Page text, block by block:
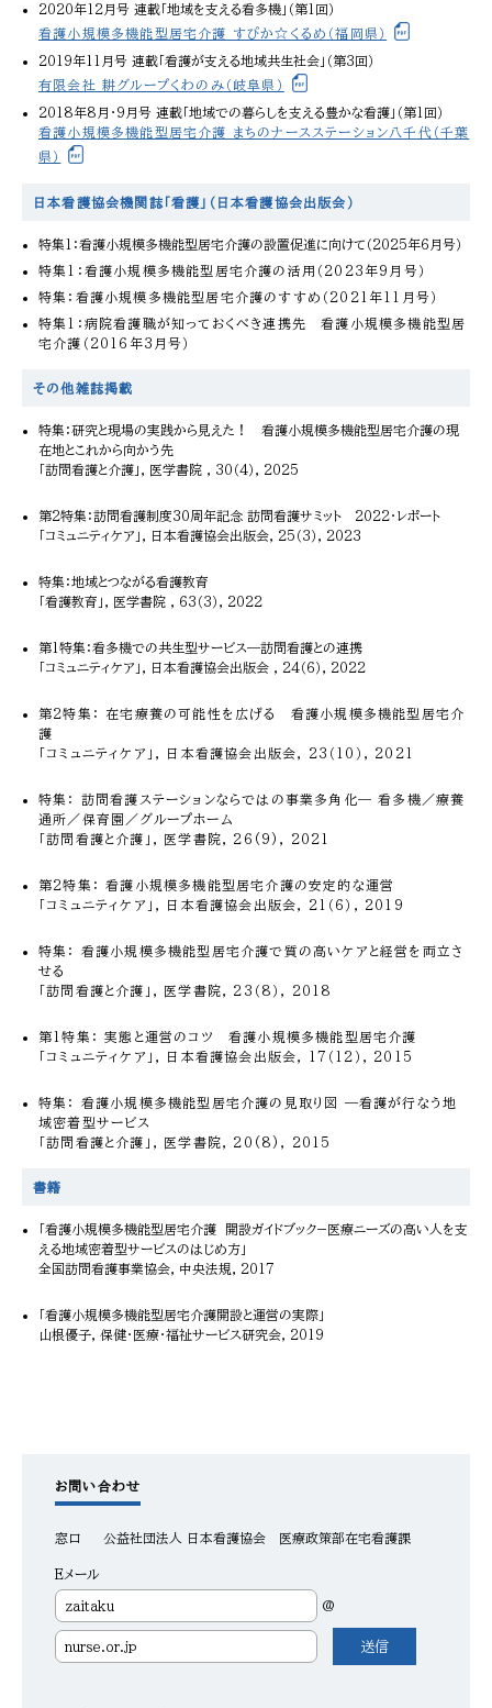
2020年12月号 連載「地域を支える看多機」（第1回）
看護小規模多機能型居宅介護 すぴか☆くるめ（福岡県）
2019年11月号 連載「看護が支える地域共生社会」（第3回）
有限会社 耕グループくわのみ（岐阜県）
2018年8月・9月号 連載「地域での暮らしを支える豊かな看護」（第1回）
看護小規模多機能型居宅介護 まちのナースステーション八千代（千葉
県）
日本看護協会機関誌「看護」（日本看護協会出版会）
特集1：看護小規模多機能型居宅介護の設置促進に向けて（2025年6月号）
特集1：看護小規模多機能型居宅介護の活用（2023年9月号）
特集：看護小規模多機能型居宅介護のすすめ（2021年11月号）
特集1：病院看護職が知っておくべき連携先 看護小規模多機能型居
宅介護（2016年3月号）
その他雑誌掲載
特集：研究と現場の実践から見えた！ 看護小規模多機能型居宅介護の現
在地とこれから向かう先
「訪問看護と介護」, 医学書院 , 30（4）, 2025
第2特集：訪問看護制度30周年記念 訪問看護サミット 2022・レポート
「コミュニティケア」, 日本看護協会出版会, 25（3）, 2023
特集：地域とつながる看護教育
「看護教育」, 医学書院 , 63（3）, 2022
第1特集：看多機での共生型サービス―訪問看護との連携
「コミュニティケア」, 日本看護協会出版会 , 24（6）, 2022
第2特集： 在宅療養の可能性を広げる 看護小規模多機能型居宅介
護
「コミュニティケア」, 日本看護協会出版会, 23（10）, 2021
特集： 訪問看護ステーションならではの事業多角化― 看多機／療養
通所／保育園／グループホーム
「訪問看護と介護」, 医学書院, 26(9), 2021
第2特集： 看護小規模多機能型居宅介護の安定的な運営
「コミュニティケア」, 日本看護協会出版会, 21（6）, 2019
特集： 看護小規模多機能型居宅介護で質の高いケアと経営を両立さ
せる
「訪問看護と介護」, 医学書院, 23（8）, 2018
第1特集： 実態と運営のコツ 看護小規模多機能型居宅介護
「コミュニティケア」, 日本看護協会出版会, 17（12）, 2015
特集： 看護小規模多機能型居宅介護の見取り図 —看護が行なう地
域密着型サービス
「訪問看護と介護」, 医学書院, 20(8), 2015
書籍
「看護小規模多機能型居宅介護 開設ガイドブック−医療ニーズの高い人を支
える地域密着型サービスのはじめ方」
全国訪問看護事業協会, 中央法規, 2017
「看護小規模多機能型居宅介護開設と運営の実際」
山根優子, 保健・医療・福祉サービス研究会, 2019
お問い合わせ
窓口 公益社団法人 日本看護協会 医療政策部在宅看護課
Eメール
@